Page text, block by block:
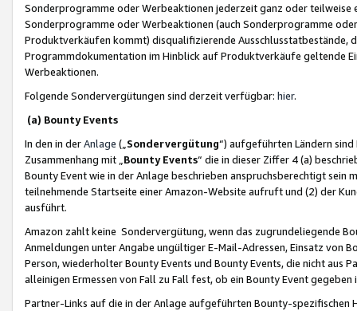
Sonderprogramme oder Werbeaktionen jederzeit ganz oder
Sonderprogramme oder Werbeaktionen (auch Sonderprogramme
Produktverkäufen kommt) disqualifizierende Ausschlusstatbestände,
Programmdokumentation im Hinblick auf Produktverkäufe geltende
Werbeaktionen.
Folgende Sondervergütungen sind derzeit verfügbar: hier.
(a) Bounty Events
In den in derAnlage („ Sondervergütung“) aufgeführten Ländern
Zusammenhang mit „ Bounty Events“ die in dieser Ziffer 4 (a)
Bounty Event wie in der Anlage beschrieben anspruchsberechtigt sein
teilnehmende Startseite einer Amazon-Website aufruft und (2) der
ausführt.
Amazon zahlt keine Sondervergütung, wenn das zugrundeliegende
Anmeldungen unter Angabe ungültiger E-Mail-Adressen, Einsatz von
Person, wiederholter Bounty Events und Bounty Events, die nicht
alleinigen Ermessen von Fall zu Fall fest, ob ein Bounty Event
Partner-Links auf die in der Anlage aufgeführten Bounty-spezifischen